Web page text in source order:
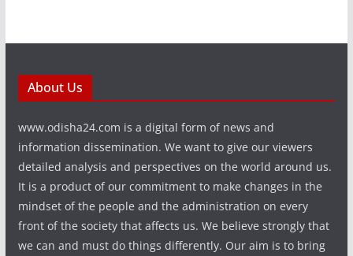
About Us
www.odisha24.com is a digital form of news and
information dissemination. We want to give our viewers
detailed analysis and perspectives on the world around us.
It is a product of our commitment to make changes in the
mindset of the people and the administration on every
front of the society that affects us. We believe strongly that
we can and must do things differently. Our aim is to bring